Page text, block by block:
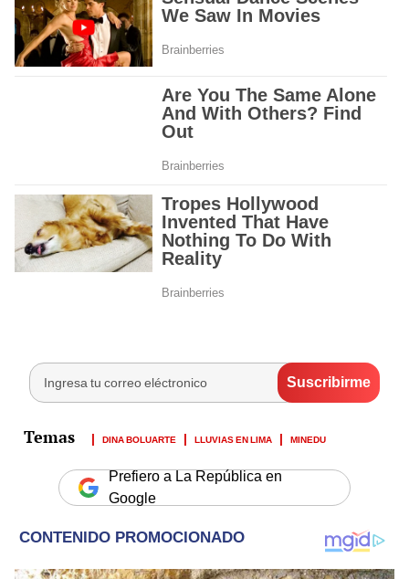
DINA BOLUARTE LLUVIAS EN LIMA MINEDU
Prefiero a La República en
Google